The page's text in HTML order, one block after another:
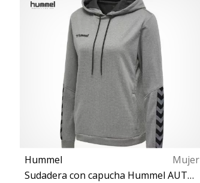
Hummel
Mujer
Sudadera con capucha Hummel AUTHENTIC POLY HOODIE WOMAN